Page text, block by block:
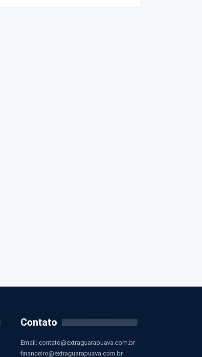
Contato
Email: contato@extraguarapuava.com.br
financeiro@extraguarapuava.com.br